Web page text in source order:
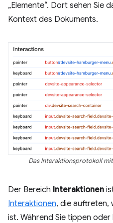
„Elemente“. Dort sehen Sie
Kontext des Dokuments.
Das Interaktionsprotokoll
Der Bereich Interaktionen
Interaktionen, die auftreten,
ist. Während Sie tippen